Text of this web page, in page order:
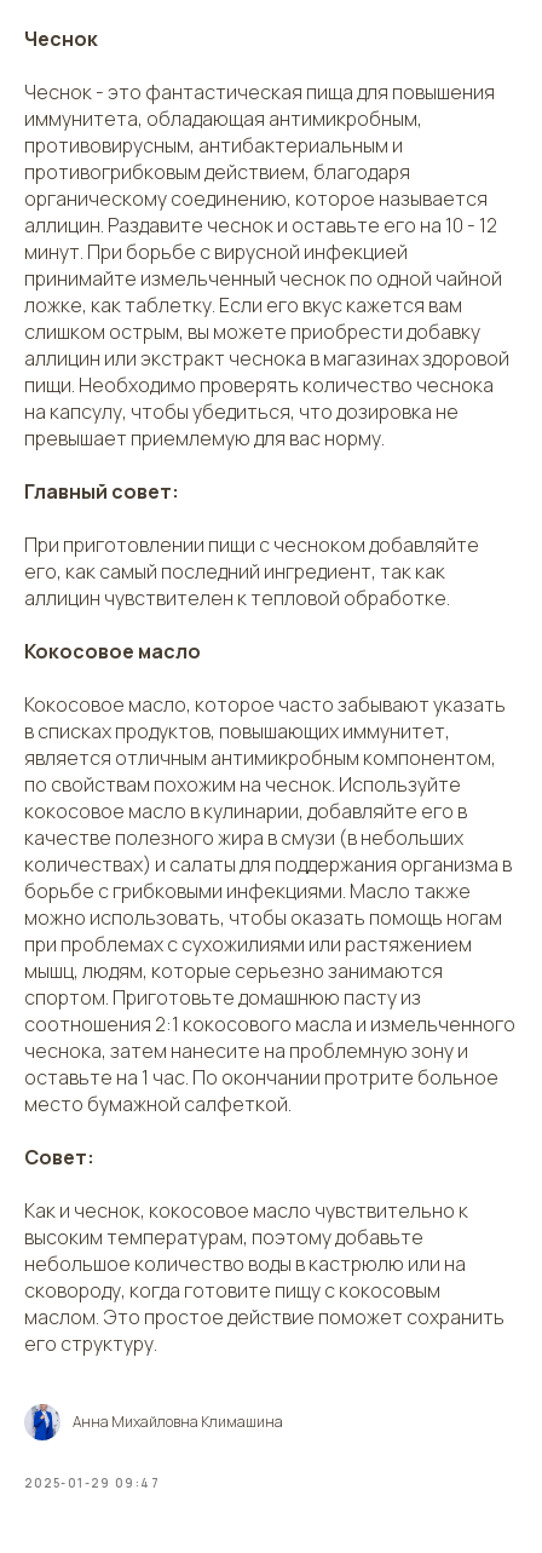
Чеснок
Чеснок - это фантастическая пища для повышения
иммунитета, обладающая антимикробным,
противовирусным, антибактериальным и
противогрибковым действием, благодаря
органическому соединению, которое называется
аллицин. Раздавите чеснок и оставьте его на 10 - 12
минут. При борьбе с вирусной инфекцией
принимайте измельченный чеснок по одной чайной
ложке, как таблетку. Если его вкус кажется вам
слишком острым, вы можете приобрести добавку
аллицин или экстракт чеснока в магазинах здоровой
пищи. Необходимо проверять количество чеснока
на капсулу, чтобы убедиться, что дозировка не
превышает приемлемую для вас норму.
Главный совет:
При приготовлении пищи с чесноком добавляйте
его, как самый последний ингредиент, так как
аллицин чувствителен к тепловой обработке.
Кокосовое масло
Кокосовое масло, которое часто забывают указать
в списках продуктов, повышающих иммунитет,
является отличным антимикробным компонентом,
по свойствам похожим на чеснок. Используйте
кокосовое масло в кулинарии, добавляйте его в
качестве полезного жира в смузи (в небольших
количествах) и салаты для поддержания организма в
борьбе с грибковыми инфекциями. Масло также
можно использовать, чтобы оказать помощь ногам
при проблемах с сухожилиями или растяжением
мышц, людям, которые серьезно занимаются
спортом. Приготовьте домашнюю пасту из
соотношения 2:1 кокосового масла и измельченного
чеснока, затем нанесите на проблемную зону и
оставьте на 1 час. По окончании протрите больное
место бумажной салфеткой.
Совет:
Как и чеснок, кокосовое масло чувствительно к
высоким температурам, поэтому добавьте
небольшое количество воды в кастрюлю или на
сковороду, когда готовите пищу с кокосовым
маслом. Это простое действие поможет сохранить
его структуру.
Анна Михайловна Климашина
2025-01-29 09:47